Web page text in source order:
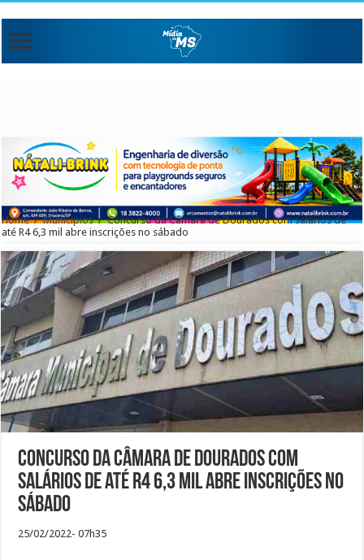
Home / Municipios / Concurso da Câmara de Dourados com salários de
até R4 6,3 mil abre inscrições no sábado
Concurso da Câmara de Dourados com
salários de até R4 6,3 mil abre inscrições no
sábado
25/02/2022- 07h35